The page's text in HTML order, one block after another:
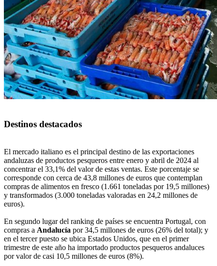
Destinos destacados
El mercado italiano es el principal destino de las exportaciones
andaluzas de productos pesqueros entre enero y abril de 2024 al
concentrar el 33,1% del valor de estas ventas. Este porcentaje se
corresponde con cerca de 43,8 millones de euros que contemplan
compras de alimentos en fresco (1.661 toneladas por 19,5 millones)
y transformados (3.000 toneladas valoradas en 24,2 millones de
euros).
En segundo lugar del ranking de países se encuentra Portugal, con
compras a Andalucía por 34,5 millones de euros (26% del total); y
en el tercer puesto se ubica Estados Unidos, que en el primer
trimestre de este año ha importado productos pesqueros andaluces
por valor de casi 10,5 millones de euros (8%).